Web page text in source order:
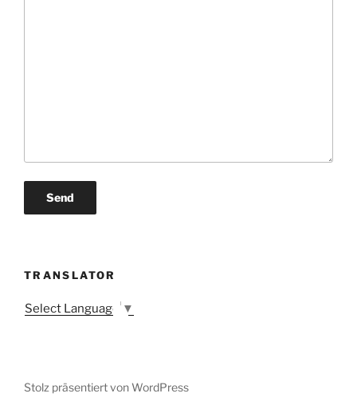
TRANSLATOR
Select Language ▼
Stolz präsentiert von WordPress